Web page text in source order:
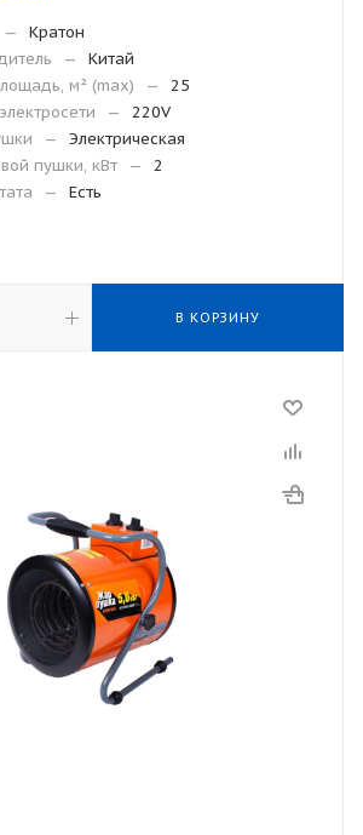
—
Кратон
—
Китай
м² (max)
—
25
—
220V
—
Электрическая
пушки, кВт
—
2
— Есть
В КОРЗИНУ